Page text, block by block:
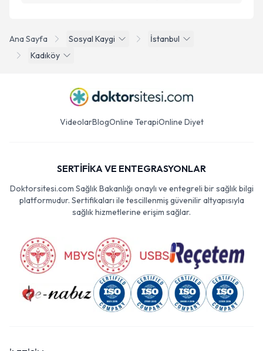
Ana Sayfa Sosyal Kaygi
İstanbul
Kadıköy
VideolarBlogOnline TerapiOnline Diyet
SERTİFİKA VE ENTEGRASYONLAR
Doktorsitesi.com Sağlık Bakanlığı onaylı ve entegreli bir sağlık bilgi
platformudur. Sertifikaları ile tescillenmiş güvenilir altyapısıyla
sağlık hizmetlerine erişim sağlar.